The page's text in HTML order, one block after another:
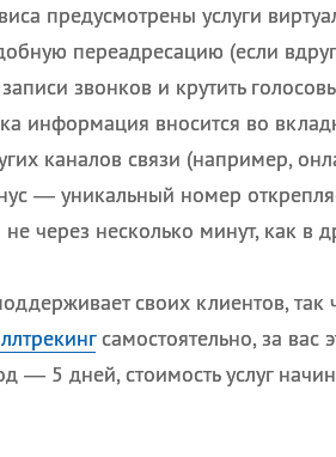
предусмотрены услуги
переадресацию (если
звонков и крутить
информация вносится во
каналов связи (например,
— уникальный номер
через несколько минут, как в
своих клиентов, так
самостоятельно, за вас
— 5 дней, стоимость услуг